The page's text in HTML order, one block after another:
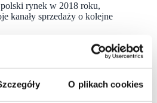
O plikach cookies
rynek w 2018 roku,
kanały sprzedaży o kolejne
którym Kubota współpracuje już
2024 roku łączna kwota
1,85 mln złotych),
Decathlon. To jednak nie koniec